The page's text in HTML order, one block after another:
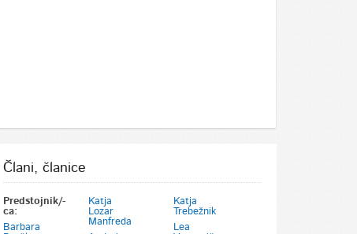
Člani, članice
Predstojnik/-
ca:
Barbara
Katja
Lozar
Manfreda
Katja
Trebežnik
Lea